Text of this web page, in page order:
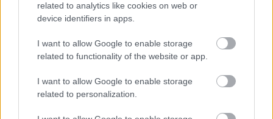
related to analytics like cookies on web or
device identifiers in apps.
I want to allow Google to enable storage
related to functionality of the website or app.
I want to allow Google to enable storage
related to personalization.